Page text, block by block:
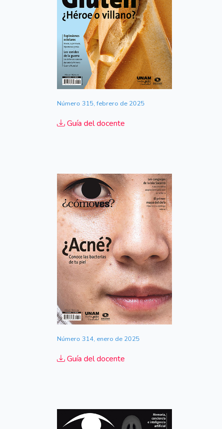
Número 315, febrero de 2025
Guía del docente
Número 314, enero de 2025
Guía del docente